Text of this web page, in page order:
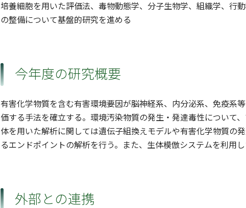
培養細胞を用いた評価法、毒物動態学、分子生物学、組織学、行
の整備について基盤的研究を進める
今年度の研究概要
有害化学物質を含む有害環境要因が脳神経系、内分泌系、免疫系
価する手法を確立する。環境汚染物質の発生・発達毒性について
体を用いた解析に関しては遺伝子組換えモデルや有害化学物質の
るエンドポイントの解析を行う。また、生体模倣システムを利用
外部との連携